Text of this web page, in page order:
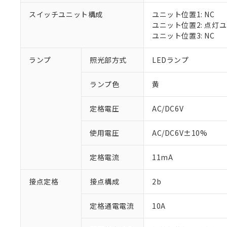
スイッチユニット構成
ユニット位置1: NC
ユニット位置2: 点灯
ユニット位置3: NC
ランプ 照光部方式 LEDランプ
ランプ色 黄
定格電圧 AC/DC6V
使用電圧 AC/DC6V±10%
定格電流 11mA
接点定格 接点構成 2b
定格通電電流 10A
ご利用条件
以下の条件をお読
当社制御機
在庫状況お
のであり、
い。
当社販売員
ている必要
対応予定：EU
対応予定なし：
調査・確認中：
非該当品：ライセ
仕入先様の事情に
があります。
六価クロム(Cr(Ⅵ))
ル（DBP） 1000ppm
但し、RoHS指令で産業
フタル酸エステル類の
※2 対応予定月
※1 中国
「－」：未確認で
*中国RoHS10物質の基
Pb(鉛) :1000ppm、 Hg(
Cr(Ⅵ)(六価クロム) :
DBP(フタル酸ジブチル
「ｅ」：有害物質
う）を輸出
などの必要な
ます。
当社は貴社
当社は、貴
記
号
○ 一定数
△ 一定数
－
在庫な